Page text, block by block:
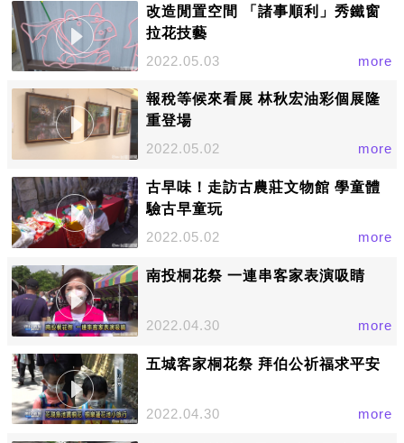
改造閒置空間 「諸事順利」秀鐵窗
拉花技藝
2022.05.03
more
報稅等候來看展 林秋宏油彩個展隆
重登場
2022.05.02
more
古早味！走訪古農莊文物館 學童體
驗古早童玩
2022.05.02
more
南投桐花祭 一連串客家表演吸睛
2022.04.30 more
五城客家桐花祭 拜伯公祈福求平安
2022.04.30 more